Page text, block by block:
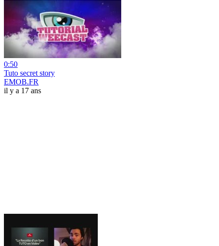
0:50
Tuto secret story
EMOB.FR
il y a 17 ans